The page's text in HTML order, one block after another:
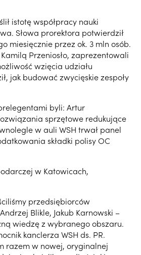
istotę współpracy nauki
Słowa prorektora potwierdził
miesięcznie przez ok. 3 mln osób.
Przeniosło, zaprezentowali
wzięcia udziału
jak budować zwycięskie zespoły
byli: Artur
sprzętowe redukujące
w auli WSH trwał panel
składki polisy OC
w Katowicach,
przedsiębiorców
Blikle, Jakub Karnowski –
wiedzę z wybranego obszaru.
kanclerza WSH ds. PR.
razem w nowej, oryginalnej